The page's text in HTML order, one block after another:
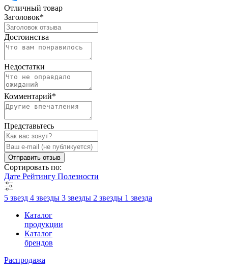
Отличный товар
Заголовок*
Достоинства
Недостатки
Комментарий*
Представьтесь
Отправить отзыв
Сортировать по:
Дате Рейтингу Полезности
5 звезд 4 звезды 3 звезды 2 звезды 1 звезда
Каталог
продукции
Каталог
брендов
Распродажа